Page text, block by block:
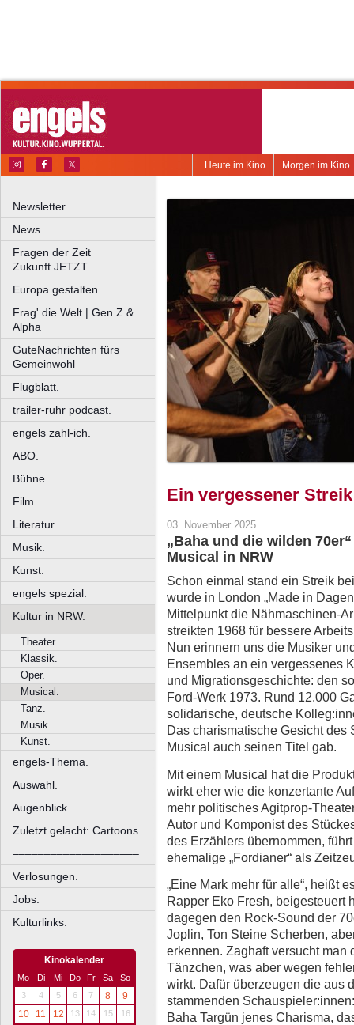
Morgen im Kino
Heute im Kino
Newsletter.
News.
Fragen der Zeit
Zukunft JETZT
Europa gestalten
Frag' die Welt | Gen Z &
Alpha
GuteNachrichten fürs
Gemeinwohl
Flugblatt.
trailer-ruhr podcast.
engels zahl-ich.
ABO.
Bühne.
Film.
Literatur.
Musik.
Kunst.
engels spezial.
Kultur in NRW.
Theater.
Klassik.
Oper.
Musical.
Tanz.
Musik.
Kunst.
engels-Thema.
Auswahl.
Augenblick
Zuletzt gelacht: Cartoons.
––––––––––––––––––––
Verlosungen.
Jobs.
Kulturlinks.
Kinokalender
Mo Di Mi Do Fr Sa
So
3
4 5 6 7 8
9
10
11 12 13 14 15 16
Ein vergessener Streik
03. November 2025
„Baha und die wilden
Musical in NRW
Schon einmal stand ein Streik
wurde in London „Made in
Mittelpunkt die Nähmaschinen-
streikten 1968 für bessere
Nun erinnern uns die Musiker
Ensembles an ein vergessenes
und Migrationsgeschichte: den
Ford-Werk 1973. Rund 12.000
solidarische, deutsche
Das charismatische Gesicht des
Musical auch seinen Titel gab.
Mit einem Musical hat die
wirkt eher wie die konzertante
mehr politisches Agitprop-
Autor und Komponist des
des Erzählers übernommen,
ehemalige „Fordianer“ als
„Eine Mark mehr für alle“, heißt
Rapper Eko Fresh, beigesteuert
dagegen den Rock-Sound der
Joplin, Ton Steine Scherben,
erkennen. Zaghaft versucht
Tänzchen, was aber wegen
wirkt. Dafür überzeugen die aus
stammenden
Baha Targün jenes Charisma,